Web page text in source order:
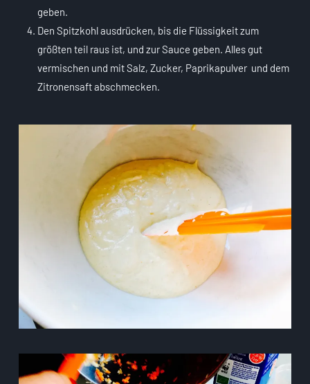
geben.
Den Spitzkohl ausdrücken, bis die Flüssigkeit zum
größten teil raus ist, und zur Sauce geben. Alles gut
vermischen und mit Salz, Zucker, Paprikapulver und dem
Zitronensaft abschmecken.